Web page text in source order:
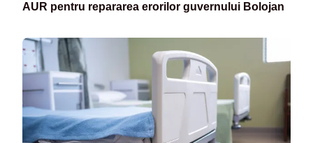
AUR pentru repararea erorilor guvernului Bolojan